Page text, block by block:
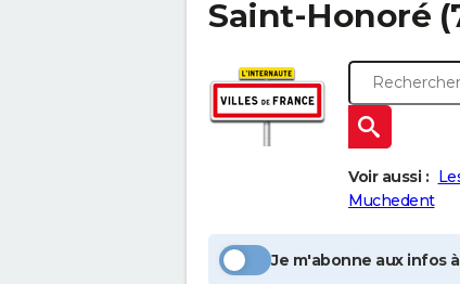
Saint-Honoré
Voir aussi :
Muchedent
Je m'abonne aux infos